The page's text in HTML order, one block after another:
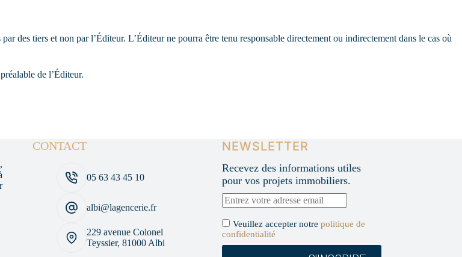
des tiers et non par l’Éditeur. L’Éditeur ne pourra être tenu responsable directement ou indirectement dans le cas où
de l’Éditeur.
CONTACT
05 63 43 45 10
albi@lagencerie.fr
229 avenue Colonel
Teyssier, 81000 Albi
NEWSLETTER
Recevez des informations utiles
pour vos projets immobiliers.
Veuillez accepter notre politique de
confidentialité